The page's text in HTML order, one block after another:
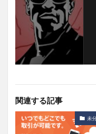
関連する記事
未